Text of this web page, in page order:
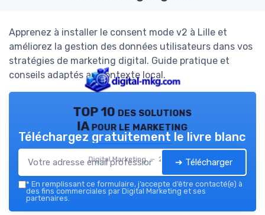
Apprenez à installer le consent mode v2 à Lille et
améliorez la gestion des données utilisateurs dans vos
stratégies de marketing digital. Guide pratique et
conseils adaptés au contexte local.
TOP 10 des solutions
IA pour le marketing
Digital Marketing — 2026
Téléchargez gratuitement le livre blanc
➔ Télécharger
* En remplissant ce formulaire, j’accepte d’être contacté(e) à
des fins commerciales par Digital Marketing et ses
partenaires.